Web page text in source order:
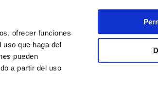
ofrecer funciones
que haga del
pueden
a partir del uso
financiada como parte de la respuesta de la
afectados por el incremento de los precios del